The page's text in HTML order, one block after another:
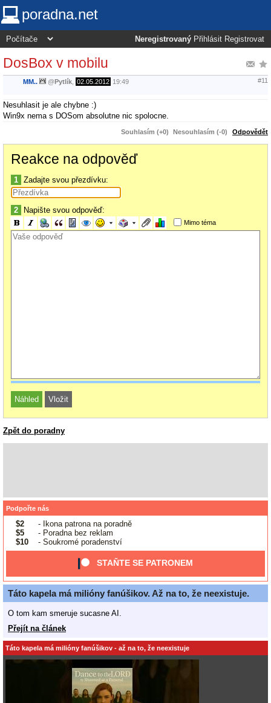
poradna.net
Neregistrovaný Přihlásit Registrovat
DosBox v mobilu
MM.. @Pytlík 02.05.2012 19:49 #11
Nesuhlasit je ale chybne :)
Win9x nema s DOSom absolutne nic spolocne.
Souhlasím (+0) Nesouhlasím (-0) Odpovědět
Reakce na odpověď
1 Zadajte svou přezdívku:
2 Napište svou odpověď:
Mimo téma
Zpět do poradny
Podpořte nás
$2
- Ikona patrona na poradně
$5
- Poradna bez reklam
$10
- Soukromé poradenství
STAŇTE SE PATRONEM
Táto kapela má milióny fanúšikov. Až na to, že neexistuje.
O tom kam smeruje sucasne AI.
Přejít na článek
Táto kapela má milióny fanúšikov - až na to, že neexistuje